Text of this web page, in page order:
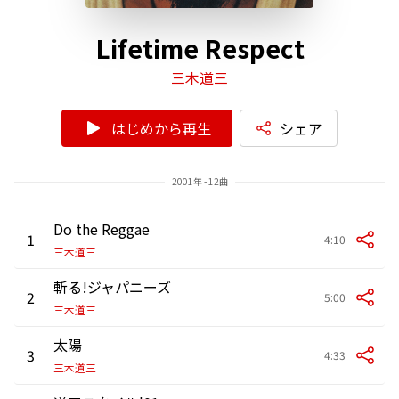
Lifetime Respect
三木道三
はじめから再生 シェア
2001年 - 12曲
1 Do the Reggae
三木道三
4:10
2 斬る!ジャパニーズ
三木道三
5:00
3 太陽
三木道三
4:33